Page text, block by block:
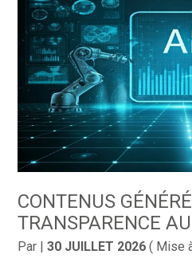
CONTENUS
TRANSPARENCE
Par |30 JUILLET 2026 ( Mise